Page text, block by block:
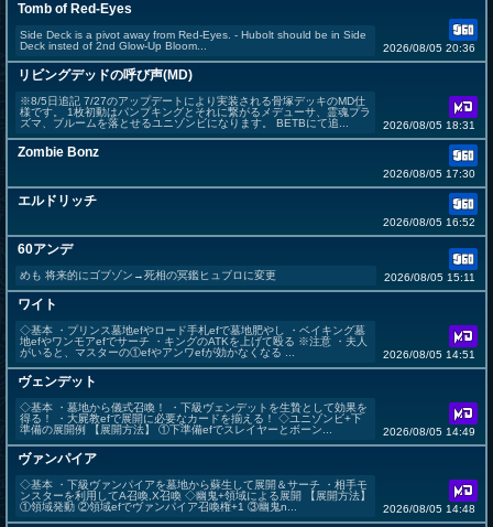
Tomb of Red-Eyes
Side Deck is a pivot away from Red-Eyes. - Hubolt should be in Side
Deck insted of 2nd Glow-Up Bloom...
2026/08/05 20:36
リビングデッドの呼び声(MD)
※8/5日追記 7/27のアップデートにより実装される骨塚デッキのMD仕
様です。 1枚初動はパンプキングとそれに繋がるメデューサ、霊魂プラ
ズマ、ブルームを落とせるユニゾンビになります。 BETBにて追...
2026/08/05 18:31
Zombie Bonz
2026/08/05 17:30
エルドリッチ
2026/08/05 16:52
60アンデ
めも 将来的にゴブゾン→死相の冥鑑ヒュブロに変更 2026/08/05 15:11
ワイト
◇基本 ・プリンス墓地efやロード手札efで墓地肥やし ・ベイキング墓
地efやワンモアefでサーチ ・キングのATKを上げて殴る ※注意 ・夫人
がいると、マスターの①efやアンワefが効かなくなる ...
2026/08/05 14:51
ヴェンデット
◇基本 ・墓地から儀式召喚！ ・下級ヴェンデットを生贄として効果を
得る！ ・大屍教efで展開に必要なカードを揃える！ ◇ユニゾンビ+下
準備の展開例 【展開方法】 ①下準備efでスレイヤーとボーン...
2026/08/05 14:49
ヴァンパイア
◇基本 ・下級ヴァンパイアを墓地から蘇生して展開＆サーチ ・相手モ
ンスターを利用してA召喚,X召喚 ◇幽鬼+領域による展開 【展開方法】
①領域発動 ②領域efでヴァンパイア召喚権+1 ③幽鬼n...
2026/08/05 14:48